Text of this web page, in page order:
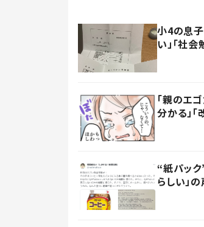
小4の息
い」「社
「親のエ
分かる」
“紙パッ
らしい」の